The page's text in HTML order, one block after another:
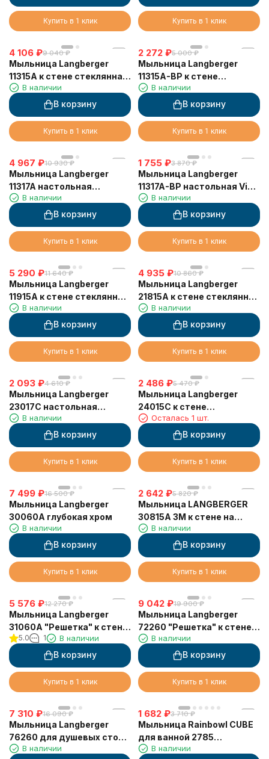
Купить в 1 клик Купить в 1 клик
4 106 ₽9 040 ₽
Мыльница Langberger
11315A к стене стеклянная
квадратная
В наличии
В корзину
Купить в 1 клик
2 272 ₽5 000 ₽
Мыльница Langberger
11315A-BP к стене
стеклянная квадратная
черная
В наличии
В корзину
Купить в 1 клик
4 967 ₽10 930 ₽
Мыльница Langberger
11317A настольная
стеклянная квадратная
В наличии
В корзину
Купить в 1 клик
1 755 ₽3 870 ₽
Мыльница Langberger
11317A-BP настольная Vico
Black Edition чёрная
В наличии
В корзину
Купить в 1 клик
5 290 ₽11 640 ₽
Мыльница Langberger
11915A к стене стеклянная
квадратная
В наличии
В корзину
Купить в 1 клик
4 935 ₽10 860 ₽
Мыльница Langberger
21815A к стене стеклянная
квадратная
В наличии
В корзину
Купить в 1 клик
2 093 ₽4 610 ₽
Мыльница Langberger
23017C настольная
стеклянная матовая
круглая
В наличии
В корзину
Купить в 1 клик
2 486 ₽5 470 ₽
Мыльница Langberger
24015C к стене
стеклянная круглая
Осталась 1 шт.
В корзину
Купить в 1 клик
7 499 ₽16 500 ₽
Мыльница Langberger
30060A глубокая хром
В наличии
В корзину
Купить в 1 клик
2 642 ₽5 820 ₽
Мыльница LANGBERGER
30815A 3М к стене на
клейкой основе стекло
В наличии
В корзину
Купить в 1 клик
5 576 ₽12 270 ₽
Мыльница Langberger
31060A "Решетка" к стене
хромированная
5.0 1 В наличии
В корзину
Купить в 1 клик
9 042 ₽19 900 ₽
Мыльница Langberger
72260 "Решетка" к стене
двойная
В наличии
В корзину
Купить в 1 клик
7 310 ₽16 090 ₽
Мыльница Langberger
76260 для душевых стоек
18, 20, 22 мм
В наличии
1 682 ₽3 710 ₽
Мыльница Rainbowl CUBE
для ванной 2785
настенная стекло хром
В наличии